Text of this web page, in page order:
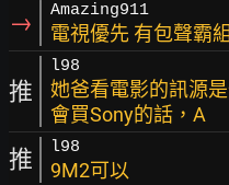
→ Amazing911
電視優先 有包聲霸
推
l98
她爸看電影的訊源
會買Sony的話，A
推 l98
9M2可以